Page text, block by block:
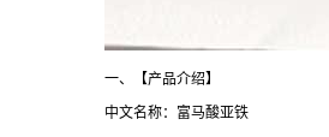
一、【产品介绍】
中文名称：富马酸亚铁